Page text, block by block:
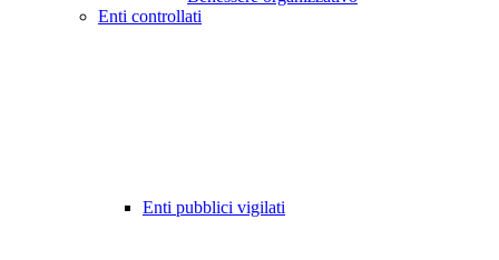
Enti controllati
Enti pubblici vigilati